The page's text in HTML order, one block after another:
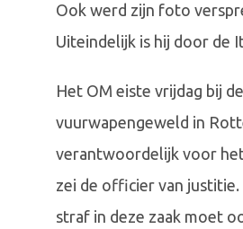
Ook werd zijn foto
Uiteindelijk is hij door de
Het OM eiste vrijdag bij
vuurwapengeweld in
verantwoordelijk voor
zei de officier van
straf in deze zaak moet